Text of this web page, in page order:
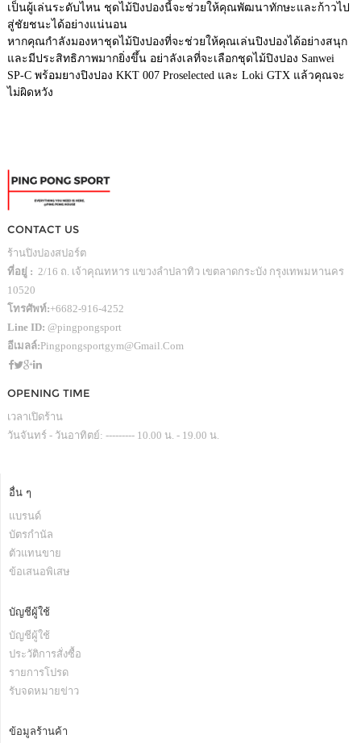
เป็นผู้เล่นระดับไหน ชุดไม้ปิงปองนี้จะช่วยให้คุณพัฒนาทักษะและก้าวไป
สู่ชัยชนะได้อย่างแน่นอน
หากคุณกำลังมองหาชุดไม้ปิงปองที่จะช่วยให้คุณเล่นปิงปองได้อย่างสนุก
และมีประสิทธิภาพมากยิ่งขึ้น อย่าลังเลที่จะเลือกชุดไม้ปิงปอง Sanwei
SP-C พร้อมยางปิงปอง KKT 007 Proselected และ Loki GTX แล้วคุณจะ
ไม่ผิดหวัง
CONTACT US
ร้านปิงปองสปอร์ต
ที่อยู่ : 2/16 ถ. เจ้าคุณทหาร แขวงลำปลาทิว เขตลาดกระบัง กรุงเทพมหานคร
10520
โทรศัพท์:+6682-916-4252
Line ID: @pingpongsport
อีเมลล์:Pingpongsportgym@gmail.com
OPENING TIME
เวลาเปิดร้าน
วันจันทร์ - วันอาทิตย์: --------- 10.00 น. - 19.00 น.
อื่น ๆ
แบรนด์
บัตรกำนัล
ตัวแทนขาย
ข้อเสนอพิเสษ
บัญชีผู้ใช้
บัญชีผู้ใช้
ประวัติการสั่งซื้อ
รายการโปรด
รับจดหมายข่าว
ข้อมูลร้านค้า